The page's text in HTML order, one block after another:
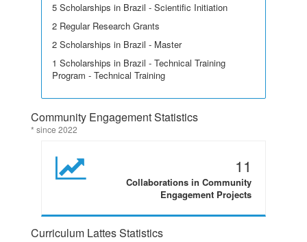
5 Scholarships in Brazil - Scientific Initiation
2 Regular Research Grants
2 Scholarships in Brazil - Master
1 Scholarships in Brazil - Technical Training
Program - Technical Training
Community Engagement Statistics
* since 2022
11
Collaborations in Community
Engagement Projects
Curriculum Lattes Statistics